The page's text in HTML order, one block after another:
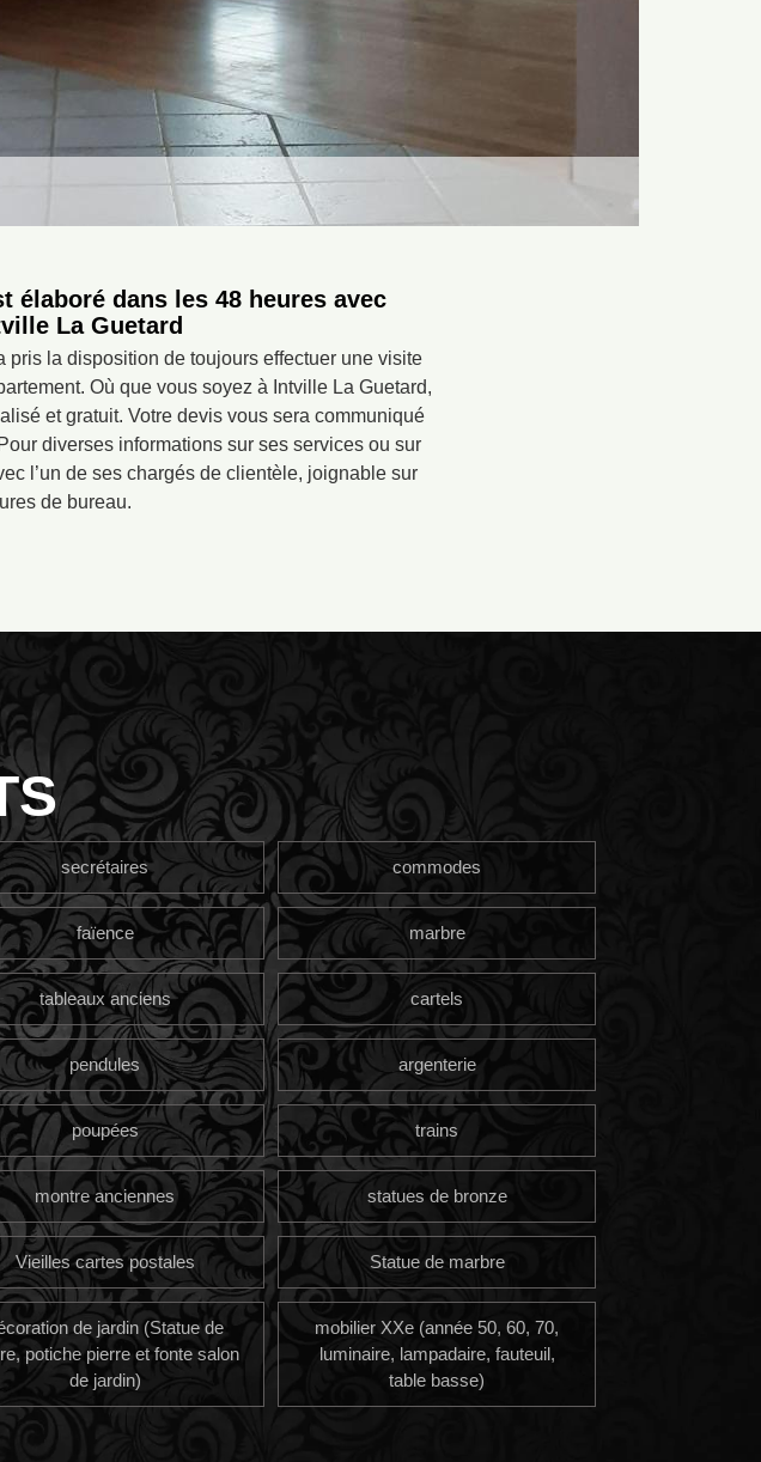
élaboré dans les 48 heures avec
La Guetard
la disposition de toujours effectuer une visite
Où que vous soyez à Intville La Guetard,
et gratuit. Votre devis vous sera communiqué
diverses informations sur ses services ou sur
l’un de ses chargés de clientèle, joignable sur
de bureau.
secrétaires commodes
faïence marbre
tableaux anciens cartels
pendules argenterie
poupées trains
montre anciennes statues de bronze
Vieilles cartes postales Statue de marbre
de jardin (Statue de
potiche pierre et fonte salon
de jardin)
mobilier XXe (année 50, 60, 70,
luminaire, lampadaire, fauteuil,
table basse)